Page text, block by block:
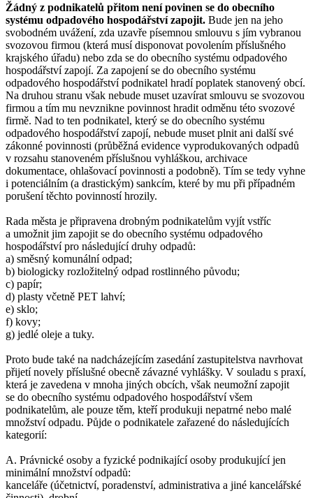
Žádný z podnikatelů přitom není povinen se do obecního
systému odpadového hospodářství zapojit. Bude jen na jeho
svobodném uvážení, zda uzavře písemnou smlouvu s jím vybranou
svozovou firmou (která musí disponovat povolením příslušného
krajského úřadu) nebo zda se do obecního systému odpadového
hospodářství zapojí. Za zapojení se do obecního systému
odpadového hospodářství podnikatel hradí poplatek stanovený obcí.
Na druhou stranu však nebude muset uzavírat smlouvu se svozovou
firmou a tím mu nevznikne povinnost hradit odměnu této svozové
firmě. Nad to ten podnikatel, který se do obecního systému
odpadového hospodářství zapojí, nebude muset plnit ani další své
zákonné povinnosti (průběžná evidence vyprodukovaných odpadů
v rozsahu stanoveném příslušnou vyhláškou, archivace
dokumentace, ohlašovací povinnosti a podobně). Tím se tedy vyhne
i potenciálním (a drastickým) sankcím, které by mu při případném
porušení těchto povinností hrozily.
Rada města je připravena drobným podnikatelům vyjít vstříc
a umožnit jim zapojit se do obecního systému odpadového
hospodářství pro následující druhy odpadů:
a) směsný komunální odpad;
b) biologicky rozložitelný odpad rostlinného původu;
c) papír;
d) plasty včetně PET lahví;
e) sklo;
f) kovy;
g) jedlé oleje a tuky.
Proto bude také na nadcházejícím zasedání zastupitelstva navrhovat
přijetí novely příslušné obecně závazné vyhlášky. V souladu s praxí,
která je zavedena v mnoha jiných obcích, však neumožní zapojit
se do obecního systému odpadového hospodářství všem
podnikatelům, ale pouze těm, kteří produkuji nepatrné nebo malé
množství odpadu. Půjde o podnikatele zařazené do následujících
kategorií:
A. Právnické osoby a fyzické podnikající osoby produkující jen
minimální množství odpadů:
kanceláře (účetnictví, poradenství, administrativa a jiné kancelářské